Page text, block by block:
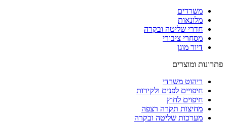
שליטה ובקרה
ציבורי
מוגן
משרדי
לפנים ולקירות
לחוץ
תקרה רצפה
שליטה ובקרה